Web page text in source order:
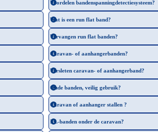
Voordelen bandenspanningdetectiesysteem?
Wat is een run flat band?
Vervangen run flat banden?
Caravan- of aanhangerbanden?
Versleten caravan- of aanhangerband?
Oude banden, veilig gebruik?
Caravan of aanhanger stallen ?
XL-banden onder de caravan?